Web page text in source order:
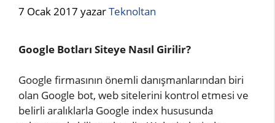
7 Ocak 2017 yazarTeknoltan
Google Botları Siteye Nasıl Girilir?
Google firmasının önemli danışmanlarından biri
olan Google bot, web sitelerini kontrol etmesi ve
belirli aralıklarla Google index hususunda